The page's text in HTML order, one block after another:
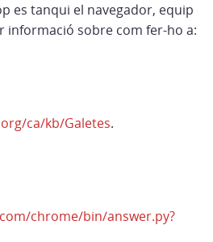
es tanqui el navegador, equip
informació sobre com fer-ho a:
ca/kb/Galetes.
chrome/bin/answer.py?